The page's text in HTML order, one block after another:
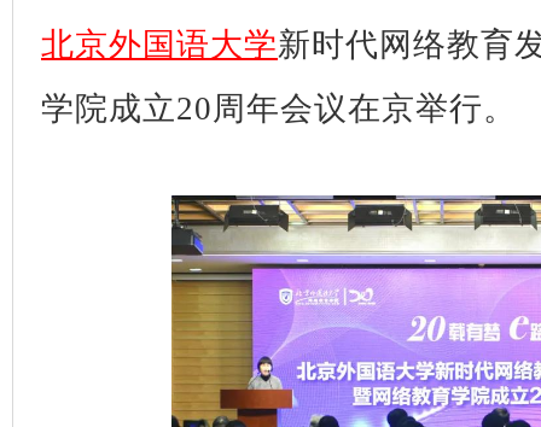
北京外国语大学新时代网络教育
学院成立20周年会议在京举行。